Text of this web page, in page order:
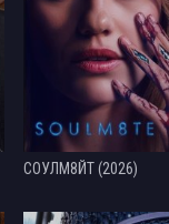
СОУЛМ8ЙТ (2026)